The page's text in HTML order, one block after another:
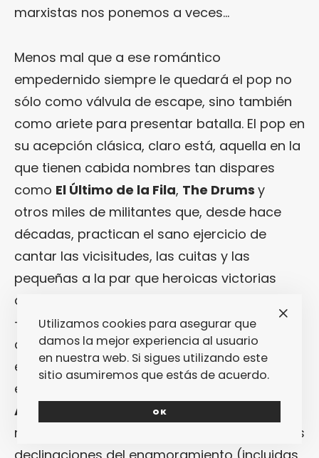
marxistas nos ponemos a veces…
Menos mal que a ese romántico
empedernido siempre le quedará el pop no
sólo como válvula de escape, sino también
como ariete para presentar batalla. El pop en
su acepción clásica, claro está, aquella en la
que tienen cabida nombres tan dispares
como El Último de la Fila, The Drums y
otros miles de militantes que, desde hace
décadas, practican el sano ejercicio de
cantar las vicisitudes, las cuitas y las
pequeñas a la par que heroicas victorias
amorosas cuando todo está en contra. Una
-a veces ardua- tarea que han llevado a
cabo los remozadosEl Palacio de Linares
en su nuevo disco, su primer largo oficial, de
explícito y elocuente título:
Amor
(Pretty Olivia, 2016), un sintetizado
reflejo del completo muestrario de diferentes
Utilizamos cookies para asegurar que
damos la mejor experiencia al usuario
en nuestra web. Si sigues utilizando este
sitio asumiremos que estás de acuerdo.
OK